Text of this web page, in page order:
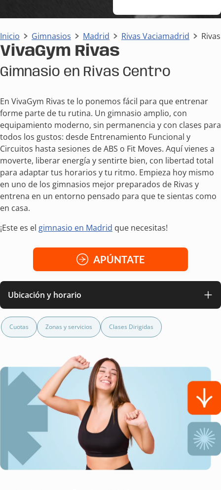
Inicio Gimnasios Madrid Rivas Vaciamadrid Rivas
VivaGym Rivas
Gimnasio en Rivas Centro
En VivaGym Rivas te lo ponemos fácil para que entrenar
forme parte de tu rutina. Un gimnasio amplio, con
equipamiento moderno, sin permanencia y con clases para
todos los gustos: desde Entrenamiento Funcional y
Circuitos hasta sesiones de ABS o Fit Moves. Aquí vienes a
moverte, liberar energía y sentirte bien, con libertad total
para adaptar tus horarios y tu ritmo. Empieza hoy mismo
en uno de los gimnasios mejor preparados de Rivas y
entrena en un entorno pensado para que te sientas como
en casa.
¡Este es el gimnasio en Madrid que necesitas!
APÚNTATE
Ubicación y horario
Cuotas Zonas y servicios Clases Dirigidas